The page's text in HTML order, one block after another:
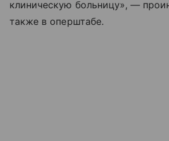
клиническую больницу», —
также в оперштабе.